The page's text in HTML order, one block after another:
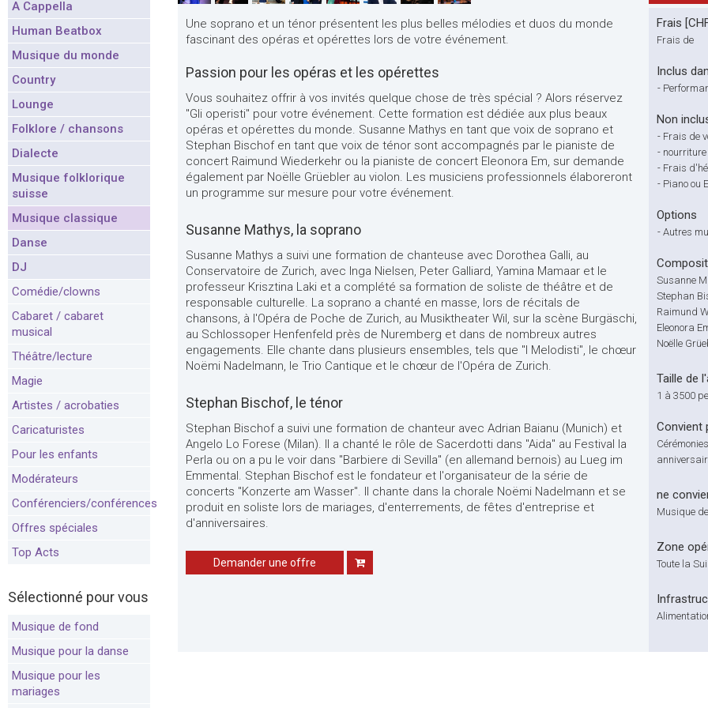
A Cappella
Human Beatbox
Musique du monde
Country
Lounge
Folklore / chansons
Dialecte
Musique folklorique
suisse
Musique classique
Danse
DJ
Comédie/clowns
Cabaret / cabaret
musical
Théâtre/lecture
Magie
Artistes / acrobaties
Caricaturistes
Pour les enfants
Modérateurs
Conférenciers/conférences
Offres spéciales
Top Acts
Sélectionné pour vous
Musique de fond
Musique pour la danse
Musique pour les
mariages
Une soprano et un ténor présentent les plus belles mélodies et duos du monde
fascinant des opéras et opérettes lors de votre événement.
Passion pour les opéras et les opérettes
Vous souhaitez offrir à vos invités quelque chose de très spécial ? Alors réservez
"Gli operisti" pour votre événement. Cette formation est dédiée aux plus beaux
opéras et opérettes du monde. Susanne Mathys en tant que voix de soprano et
Stephan Bischof en tant que voix de ténor sont accompagnés par le pianiste de
concert Raimund Wiederkehr ou la pianiste de concert Eleonora Em, sur demande
également par Noëlle Grüebler au violon. Les musiciens professionnels élaboreront
un programme sur mesure pour votre événement.
Susanne Mathys, la soprano
Susanne Mathys a suivi une formation de chanteuse avec Dorothea Galli, au
Conservatoire de Zurich, avec Inga Nielsen, Peter Galliard, Yamina Mamaar et le
professeur Krisztina Laki et a complété sa formation de soliste de théâtre et de
responsable culturelle. La soprano a chanté en masse, lors de récitals de
chansons, à l'Opéra de Poche de Zurich, au Musiktheater Wil, sur la scène Burgäschi,
au Schlossoper Henfenfeld près de Nuremberg et dans de nombreux autres
engagements. Elle chante dans plusieurs ensembles, tels que "I Melodisti", le chœur
Noëmi Nadelmann, le Trio Cantique et le chœur de l'Opéra de Zurich.
Stephan Bischof, le ténor
Stephan Bischof a suivi une formation de chanteur avec Adrian Baianu (Munich) et
Angelo Lo Forese (Milan). Il a chanté le rôle de Sacerdotti dans "Aida" au Festival la
Perla ou on a pu le voir dans "Barbiere di Sevilla" (en allemand bernois) au Lueg im
Emmental. Stephan Bischof est le fondateur et l'organisateur de la série de
concerts "Konzerte am Wasser". Il chante dans la chorale Noëmi Nadelmann et se
produit en soliste lors de mariages, d'enterrements, de fêtes d'entreprise et
d'anniversaires.
Demander une offre
Frais
Frais de
Inclus
-
Non
- Frais de
-
- Frais
- Piano ou
Options
- Autres
Susanne
Stephan
Raimund
Eleonora
Noëlle
Taille de
1 à 3500
Convient
ne
Musique
Zone
Toute la